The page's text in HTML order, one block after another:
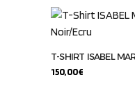
T-SHIRT ISABEL
150,00€